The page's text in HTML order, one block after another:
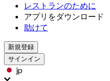
レストランのために
アプリをダウンロード
助けて
新規登録
サインイン
jp